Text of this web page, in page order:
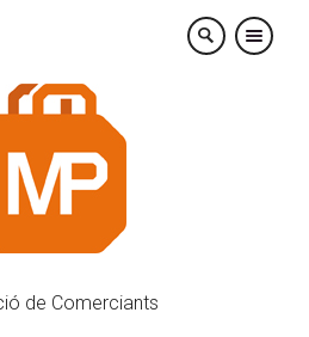
×
de Comerciants